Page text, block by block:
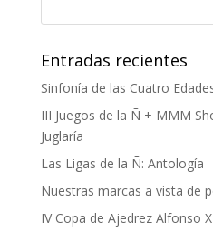
Entradas recientes
Sinfonía de las Cuatro
III Juegos de la Ñ + MMM
Juglaría
Las Ligas de la Ñ: Antología
Nuestras marcas a vista de
IV Copa de Ajedrez Alfonso